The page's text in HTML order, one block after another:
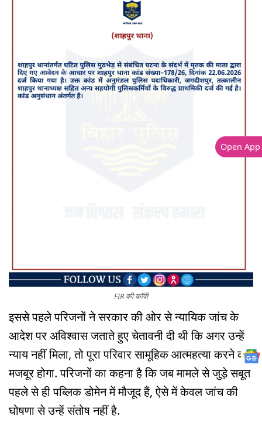
FIR की कॉपी
इससे पहले परिजनों ने सरकार की ओर से न्यायिक जांच के
आदेश पर अविश्वास जताते हुए चेतावनी दी थी कि अगर उन्हें
न्याय नहीं मिला, तो पूरा परिवार सामूहिक आत्महत्या करने को
मजबूर होगा. परिजनों का कहना है कि जब मामले से जुड़े सबूत
पहले से ही पब्लिक डोमेन में मौजूद हैं, ऐसे में केवल जांच की
घोषणा से उन्हें संतोष नहीं है.
Open App